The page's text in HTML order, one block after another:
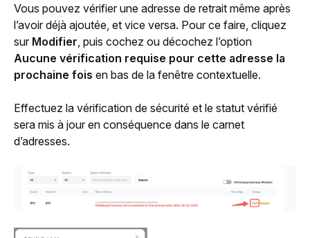
Vous pouvez vérifier une adresse de retrait même après
l’avoir déjà ajoutée, et vice versa. Pour ce faire, cliquez
sur Modifier
Aucune vérification requise pour cette adresse la
prochaine fois en bas de la fenêtre contextuelle.
Effectuez la vérification de sécurité et le statut vérifié
sera mis à jour en conséquence dans le carnet
d’adresses.